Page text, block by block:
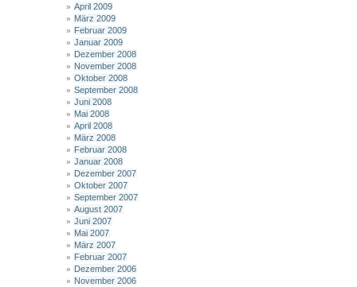
April 2009
März 2009
Februar 2009
Januar 2009
Dezember 2008
November 2008
Oktober 2008
September 2008
Juni 2008
Mai 2008
April 2008
März 2008
Februar 2008
Januar 2008
Dezember 2007
Oktober 2007
September 2007
August 2007
Juni 2007
Mai 2007
März 2007
Februar 2007
Dezember 2006
November 2006